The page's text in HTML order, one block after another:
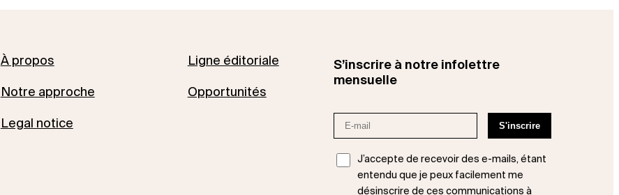
À propos
Notre approche
Legal notice
Ligne éditoriale
Opportunités
S’inscrire à notre infolettre
mensuelle
J’accepte de recevoir des e-mails, étant
entendu que je peux facilement me
désinscrire de ces communications à